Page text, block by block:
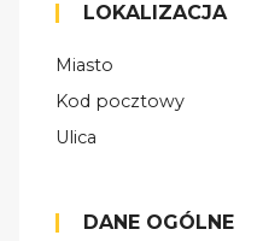
LOKALIZACJA
Miasto
Kod pocztowy
Ulica
DANE OGÓLNE